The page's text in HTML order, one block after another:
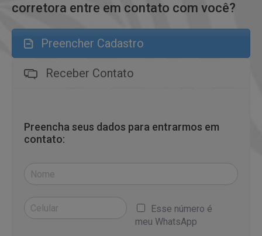
corretora entre em contato com você?
Preencher Cadastro
Receber Contato
Preencha seus dados para entrarmos em
contato:
Esse número é
meu WhatsApp